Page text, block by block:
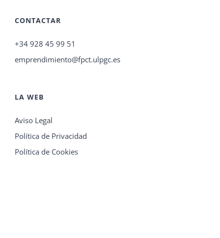
CONTACTAR
+34 928 45 99 51
emprendimiento@fpct.ulpgc.es
LA WEB
Aviso Legal
Política de Privacidad
Política de Cookies